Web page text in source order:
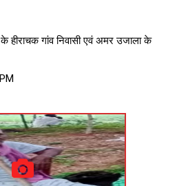
हीराचक गांव निवासी एवं अमर उजाला के